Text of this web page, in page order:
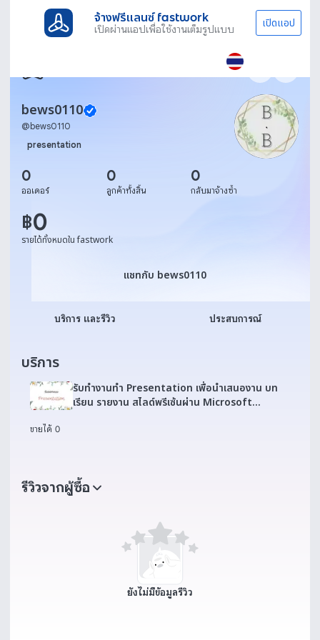
จ้างฟรีแลนซ์ fastwork
เปิดผ่านแอปเพื่อใช้งานเต็มรูปแบบ เปิดแอป
bews0110
@ bews0110
presentation
0
ออเดอร์
0
ลูกค้าทั้งสิ้น
0
กลับมาจ้างซ้ำ
฿0
รายได้ทั้งหมดใน fastwork
แชทกับ bews0110
แชทกับ bews0110
บริการ และรีวิว ประสบการณ์
บริการ
รับทำงานทำ Presentation เพื่อนำเสนองาน บท
เรียน รายงาน สไลด์พรีเซ้นผ่าน Microsoft
ขายได้ 0
รีวิวจากผู้ซื้อ
ยังไม่มีข้อมูลรีวิว